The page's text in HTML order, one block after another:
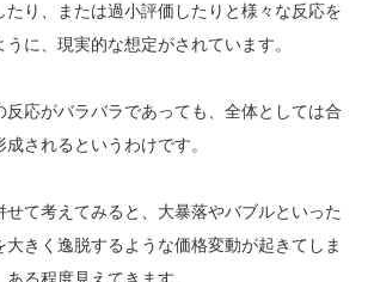
たり、または過小評価したりと様々な反応を
に、現実的な想定がされています。
反応がバラバラであっても、全体としては合
されるというわけです。
せて考えてみると、大暴落やバブルといった
きく逸脱するような価格変動が起きてしま